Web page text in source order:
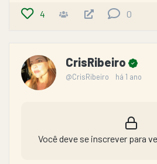
4 0
CrisRibeiro
@CrisRibeiro há 1 ano
Você deve se inscrever para